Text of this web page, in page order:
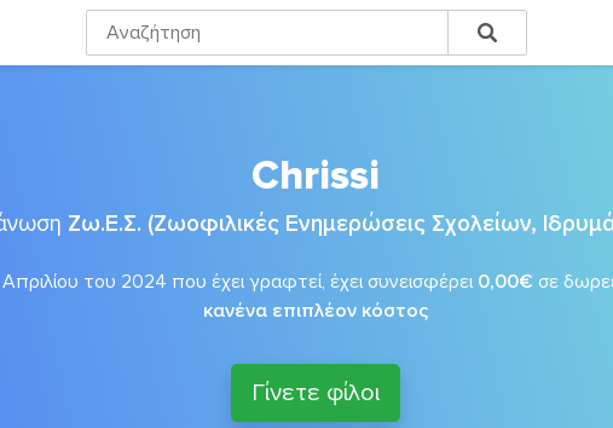
Chrissi
Ζω.Ε.Σ. (Ζωοφιλικές Ενημερώσεις Σχολείων,
του 2024 που έχει γραφτεί, έχει συνεισφέρει 0,00€ σε
κανένα επιπλέον κόστος
Γίνετε φίλοι